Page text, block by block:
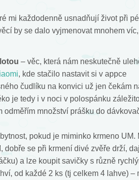
mi každodenně usnadňují život při
by se dalo vyjmenovat mnohem
– věc, která nám neskutečně
, kde stačilo nastavit si v appce
čudlíku na konvici už jen čekám
je tedy i v noci v polospánku
množství prášku do
pokud je miminko krmeno UM.
se při krmení divé zvěře drží,
a lze koupit savičky s různě
od každé 2 ks (tj celkem 4 lahve) –